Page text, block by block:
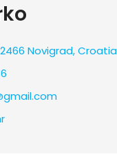
Novigrad, Croatia